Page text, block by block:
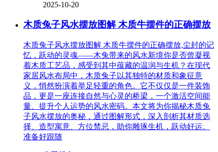
2025-10-20
木质兔子风水摆放图解 木质牛摆件的正确摆放
木质兔子风水摆放图解 木质牛摆件的正确摆放,尘封的记
忆，跃动的灵魂——木兔带来的风水新境你是否曾凝视
着木质工艺品，感受到其中蕴藏的温润与生机？在现代
家居风水布局中，木质兔子以其独特的材质和象征意
义，悄然扮演着举足轻重的角色。它不仅仅是一件装饰
品，更是一座连接自然与心灵的桥梁，一个激活空间能
量、提升个人运势的风水密码。本文将为你揭秘木质兔
子风水摆放的奥秘，通过图解形式，深入剖析其材质选
择、造型寓意、方位禁忌，助你雕琢生机，跃动好运。
准备好跟随